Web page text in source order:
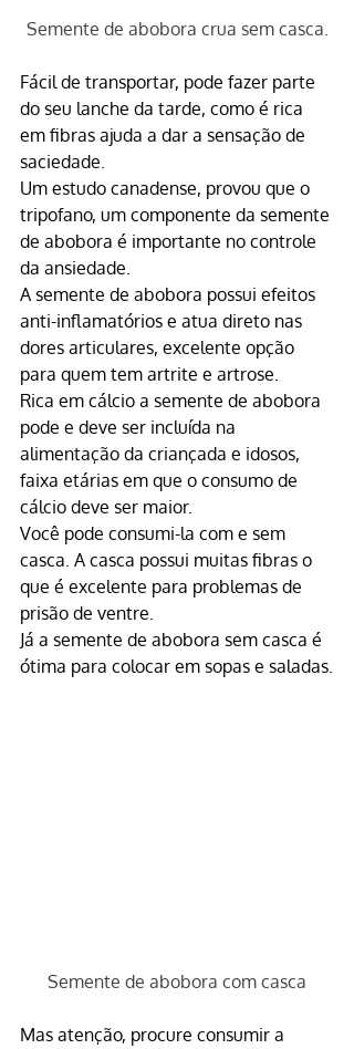
Semente de abobora crua sem casca.
Fácil de transportar, pode fazer parte
do seu lanche da tarde, como é rica
em fibras ajuda a dar a sensação de
saciedade.
Um estudo canadense, provou que o
tripofano, um componente da semente
de abobora é importante no controle
da ansiedade.
A semente de abobora possui efeitos
anti-inflamatórios e atua direto nas
dores articulares, excelente opção
para quem tem artrite e artrose.
Rica em cálcio a semente de abobora
pode e deve ser incluída na
alimentação da criançada e idosos,
faixa etárias em que o consumo de
cálcio deve ser maior.
Você pode consumi-la com e sem
casca. A casca possui muitas fibras o
que é excelente para problemas de
prisão de ventre.
Já a semente de abobora sem casca é
ótima para colocar em sopas e saladas.
Semente de abobora com casca
Mas atenção, procure consumir a